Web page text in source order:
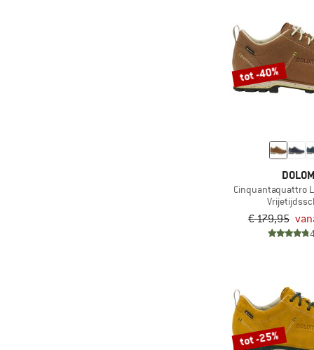
tot -40%
Cinquantaquattro
€ 179,95
tot -25%